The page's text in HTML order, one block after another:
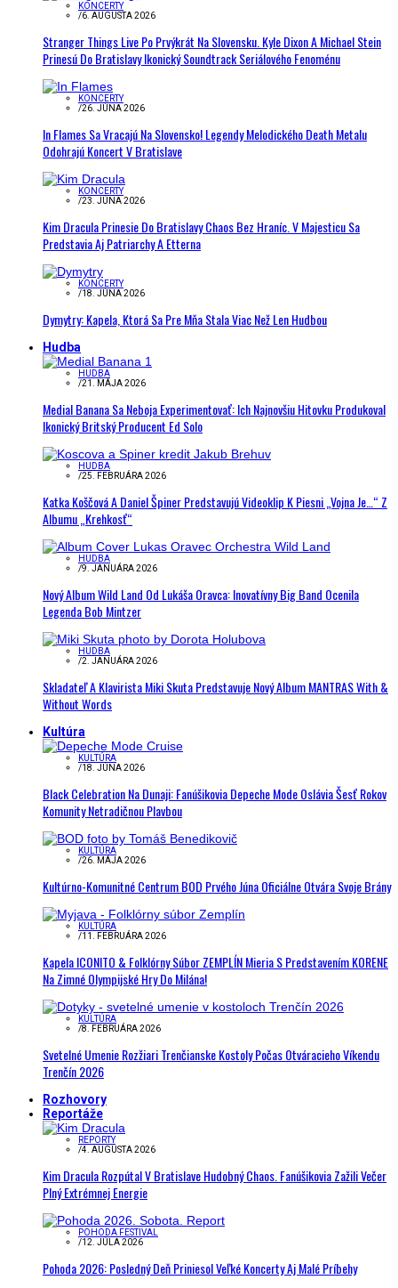
KONCERTY
/6. AUGUSTA 2026
Stranger Things Live Po Prvýkrát Na Slovensku. Kyle Dixon A Michael Stein
Prinesú Do Bratislavy Ikonický Soundtrack Seriálového Fenoménu
KONCERTY
/26. JÚNA 2026
In Flames Sa Vracajú Na Slovensko! Legendy Melodického Death Metalu
Odohrajú Koncert V Bratislave
KONCERTY
/23. JÚNA 2026
Kim Dracula Prinesie Do Bratislavy Chaos Bez Hraníc. V Majesticu Sa
Predstavia Aj Patriarchy A Etterna
KONCERTY
/18. JÚNA 2026
Dymytry: Kapela, Ktorá Sa Pre Mňa Stala Viac Než Len Hudbou
Hudba
HUDBA
/21. MÁJA 2026
Medial Banana Sa Neboja Experimentovať: Ich Najnovšiu Hitovku Produkoval
Ikonický Britský Producent Ed Solo
HUDBA
/25. FEBRUÁRA 2026
Katka Koščová A Daniel Špiner Predstavujú Videoklip K Piesni „Vojna Je…“ Z
Albumu „Krehkosť“
HUDBA
/9. JANUÁRA 2026
Nový Album Wild Land Od Lukáša Oravca: Inovatívny Big Band Ocenila
Legenda Bob Mintzer
HUDBA
/2. JANUÁRA 2026
Skladateľ A Klavirista Miki Skuta Predstavuje Nový Album MANTRAS With &
Without Words
Kultúra
KULTÚRA
/18. JÚNA 2026
Black Celebration Na Dunaji: Fanúšikovia Depeche Mode Oslávia Šesť Rokov
Komunity Netradičnou Plavbou
KULTÚRA
/26. MÁJA 2026
Kultúrno-Komunitné Centrum BOD Prvého Júna Oficiálne Otvára Svoje Brány
KULTÚRA
/11. FEBRUÁRA 2026
Kapela ICONITO & Folklórny Súbor ZEMPLÍN Mieria S Predstavením KORENE
Na Zimné Olympijské Hry Do Milána!
KULTÚRA
/8. FEBRUÁRA 2026
Svetelné Umenie Rozžiari Trenčianske Kostoly Počas Otváracieho Víkendu
Trenčín 2026
Rozhovory
Reportáže
REPORTY
/4. AUGUSTA 2026
Kim Dracula Rozpútal V Bratislave Hudobný Chaos. Fanúšikovia Zažili Večer
Plný Extrémnej Energie
POHODA FESTIVAL
/12. JÚLA 2026
Pohoda 2026: Posledný Deň Priniesol Veľké Koncerty Aj Malé Príbehy